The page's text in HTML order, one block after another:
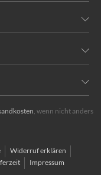
, wenn nicht anders
Widerruf erklären
Impressum